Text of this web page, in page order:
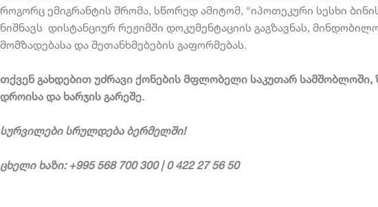
როგორც ემიგრანტის შრომა, სწორედ ამიტომ, “იპოთეკური სესხი
ნიშნავს დისტანციურ რეჟიმში დოკუმენტაციის გაგზავნას,
მომზადებასა და შეთანხმებების გაფორმებას.
თქვენ გახდებით უძრავი ქონების მფლობელი საკუთარ სამშობლოში,
დროისა და ხარჯის გარეშე.
სურვილები სრულდება ბერმელში!
ცხელი ხაზი: +995 568 700 300 | 0 422 27 56 50